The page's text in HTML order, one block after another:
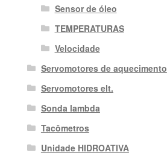
Sensor de óleo
TEMPERATURAS
Velocidade
Servomotores de aquecimento
Servomotores elt.
Sonda lambda
Tacômetros
Unidade HIDROATIVA